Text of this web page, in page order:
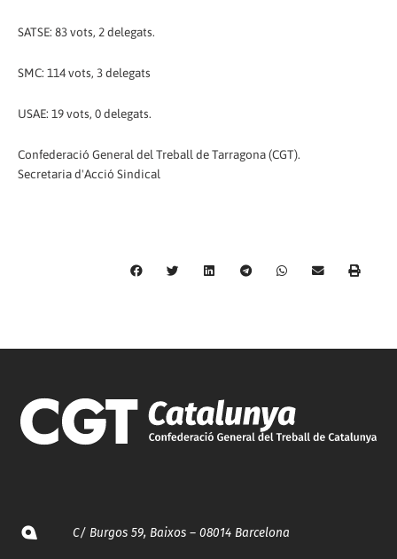
SATSE: 83 vots, 2 delegats.
SMC: 114 vots, 3 delegats
USAE: 19 vots, 0 delegats.
Confederació General del Treball de Tarragona (CGT).
Secretaria d'Acció Sindical
C/ Burgos 59, Baixos – 08014 Barcelona